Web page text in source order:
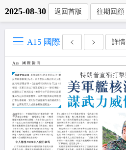
2025-08-30 返回首版 往期回顧
A15 國際 詳情